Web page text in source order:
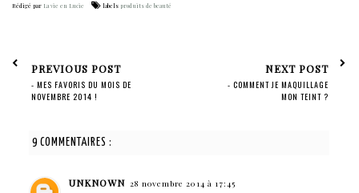
Rédigé par La vie en Lucie labels produits de beauté
PREVIOUS POST
- MES FAVORIS DU MOIS DE
NOVEMBRE 2014 !
NEXT POST
- COMMENT JE MAQUILLAGE
MON TEINT ?
9 COMMENTAIRES :
UNKNOWN 28 novembre 2014 à 17:45